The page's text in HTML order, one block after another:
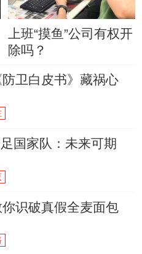
上班“摸鱼”公司有权开
除吗？
卫白皮书》藏祸心
国家队：未来可期
识破真假全麦面包